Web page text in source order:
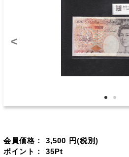
<
会員価格： 3,500 円(税別)
ポイント： 35Pt